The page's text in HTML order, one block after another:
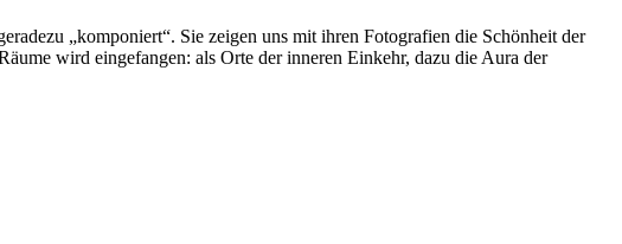
„komponiert“. Sie zeigen uns mit ihren Fotografien die Schönheit der
wird eingefangen: als Orte der inneren Einkehr, dazu die Aura der